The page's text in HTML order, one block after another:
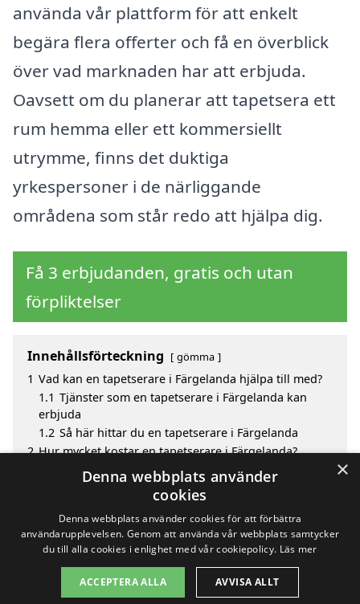
använda vår plattform för att enkelt
begära flera offerter och få en överblick
över vad marknaden har att erbjuda.
Oavsett om du planerar att tapetsera ett
rum hemma eller ett kommersiellt
utrymme, finns det duktiga
yrkespersoner i de närliggande
områdena som står redo att hjälpa dig.
Få 3 erbjudanden, gratis och utan
förpliktelser
Innehållsförteckning gömma
1 Vad kan en tapetserare i Färgelanda hjälpa till med?
1.1 Tjänster som en tapetserare i Färgelanda kan
erbjuda
1.2 Så här hittar du en tapetserare i Färgelanda
2 Hur mycket kostar en tapetserare i Färgelanda?
Fördelar med att välja tapetserare i Färgelanda
Sök efter en skicklig tapetserare i de omgivande
Copyright 2026 - Pilanto Aps
×
Denna webbplats använder
cookies
Denna webbplats använder cookies för att förbättra
användarupplevelsen. Genom att använda vår webbplats samtycker
du till alla cookies i enlighet med vår cookiepolicy. Läs mer
ACCEPTERA ALLA AVVISA ALLT